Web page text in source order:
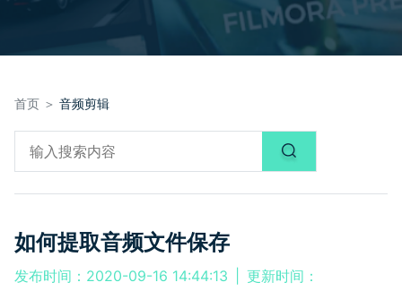
首页 ＞ 音频剪辑
如何提取音频文件保存
发布时间：2020-09-16 14:44:13
更新时间：